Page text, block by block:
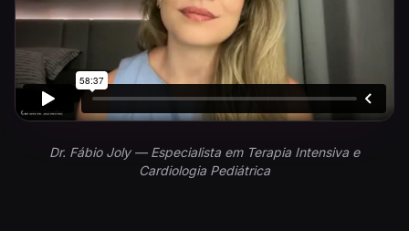
Dr. Fábio Joly — Especialista em Terapia Intensiva e
Cardiologia Pediátrica